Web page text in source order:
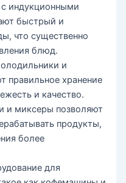
индукционными
быстрый и
что существенно
блюд.
и
правильное хранение
и качество.
и миксеры позволяют
продукты,
более
для